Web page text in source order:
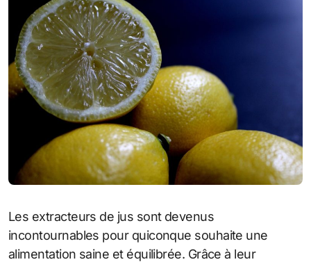
Les extracteurs de jus sont devenus
incontournables pour quiconque souhaite une
alimentation saine et équilibrée. Grâce à leur